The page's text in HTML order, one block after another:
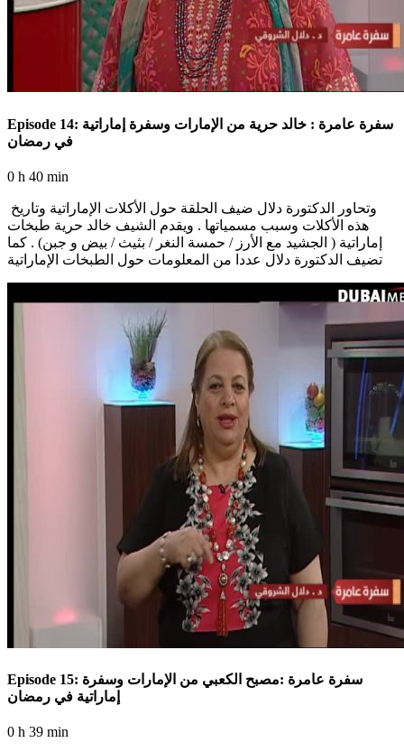
Episode 14: سفرة عامرة : خالد حرية من الإمارات وسفرة إماراتية
في رمضان
0 h 40 min
هذه الأكلات وسبب مسمياتها . ويقدم الشيف خالد حرية طبخات
إماراتية ( الجشيد مع الأرز / حمسة النغر / بثيث / بيض و جبن) . كما
تضيف الدكتورة دلال عددا من المعلومات حول الطبخات الإماراتية
Episode 15: سفرة عامرة :مصبح الكعبي من الإمارات وسفرة
إماراتية في رمضان
0 h 39 min